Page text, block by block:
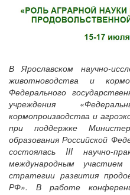
В Ярославском научно-
животноводства и
Федерального
учреждения
кормопроизводства и
при поддержке
образования Российской
состоялась III научно-
международным участием
стратегии развития
РФ». В работе